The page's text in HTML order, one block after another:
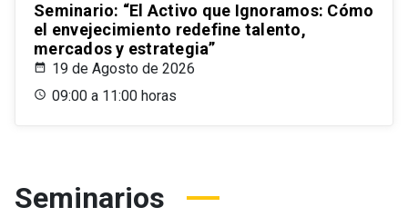
Seminario: “El Activo que Ignoramos: Cómo
el envejecimiento redefine talento,
mercados y estrategia”
19 de Agosto de 2026
09:00 a 11:00 horas
Seminarios